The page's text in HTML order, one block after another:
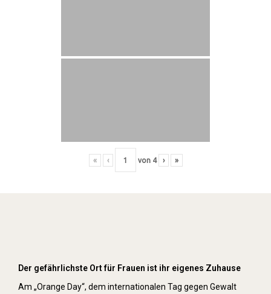
« ‹ von 4 › »
Der gefährlichste Ort für Frauen ist ihr eigenes Zuhause
Am „Orange Day“, dem internationalen Tag gegen Gewalt